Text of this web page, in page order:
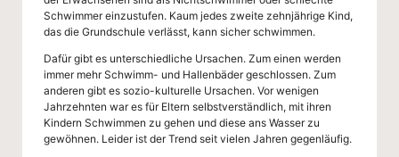
u
p
p
er
ta
Schwimmer einzustufen. Kaum jedes zweite zehnjährige Kind,
das die Grundschule verlässt, kann sicher schwimmen.
Dafür gibt es unterschiedliche Ursachen. Zum einen werden
immer mehr Schwimm- und Hallenbäder geschlossen. Zum
anderen gibt es sozio-kulturelle Ursachen. Vor wenigen
Jahrzehnten war es für Eltern selbstverständlich, mit ihren
Kindern Schwimmen zu gehen und diese ans Wasser zu
gewöhnen. Leider ist der Trend seit vielen Jahren gegenläufig.